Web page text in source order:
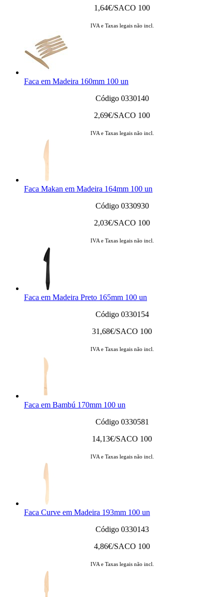
1,64€/SACO 100
IVA e Taxas legais não incl.
Faca em Madeira 160mm 100 un
Código 0330140
2,69€/SACO 100
IVA e Taxas legais não incl.
Faca Makan em Madeira 164mm 100 un
Código 0330930
2,03€/SACO 100
IVA e Taxas legais não incl.
Faca em Madeira Preto 165mm 100 un
Código 0330154
31,68€/SACO 100
IVA e Taxas legais não incl.
Faca em Bambú 170mm 100 un
Código 0330581
14,13€/SACO 100
IVA e Taxas legais não incl.
Faca Curve em Madeira 193mm 100 un
Código 0330143
4,86€/SACO 100
IVA e Taxas legais não incl.